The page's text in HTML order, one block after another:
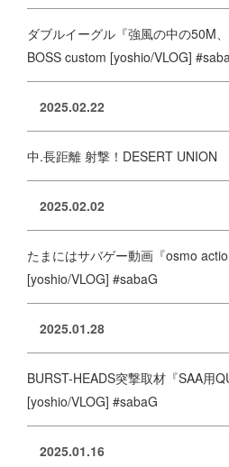
ダブルイーグル『強風の中の50M
BOSS custom [yoshio/VLOG]
2025.02.22
中.長距離 射撃！DESERT UNION
2025.02.02
たまにはサバゲー動画『osmo
[yoshio/VLOG] #sabaG
2025.01.28
BURST-HEADS突撃取材『SAA用
[yoshio/VLOG] #sabaG
2025.01.16